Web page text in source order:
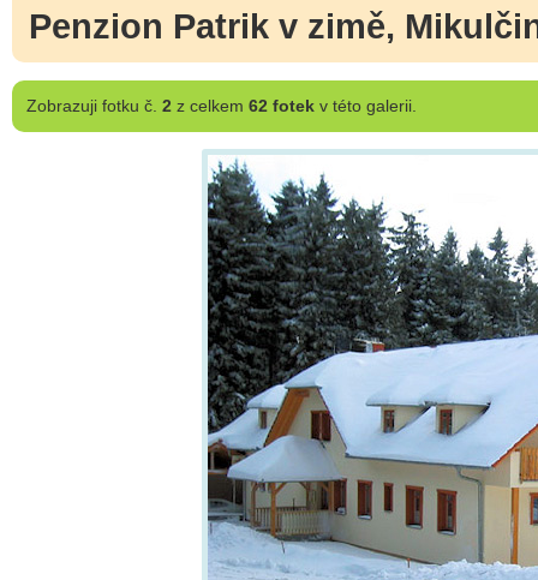
Penzion Patrik v zimě,
Zobrazujifotku č. 2 z celkem 62 fotekv této galerii.